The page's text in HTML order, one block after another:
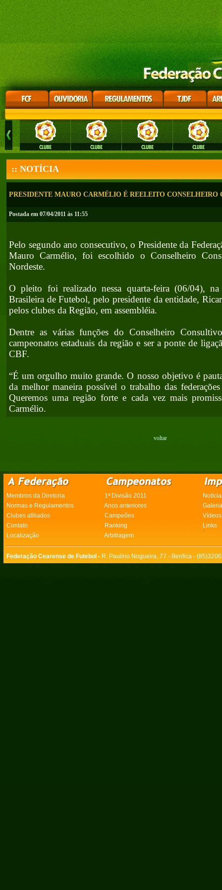
:: NOTÍCIA
PRESIDENTE MAURO CARMÉLIO É REELEITO CONSELHEIRO
Postada em 07/04/2011 às 11:55
Pelo segundo ano consecutivo, o Presidente da
Mauro Carmélio, foi escolhido o Conselheiro
Nordeste.
O pleito foi realizado nessa quarta-feira (06/04), na
Brasileira de Futebol, pelo presidente da entidade,
pelos clubes da Região, em assembléia.
Dentre as várias funções do Conselheiro
campeonatos estaduais da região e ser a ponte de
CBF.
“É um orgulho muito grande. O nosso objetivo é
da melhor maneira possível o trabalho das
Queremos uma região forte e cada vez mais
Carmélio.
voltar
Membros da Diretoria 1ª Divisão 2011
Normas e Regulamentos
Anos anteriores
Clubes afiliados
Campeões
Vídeos
Contato
Ranking
Links
Localização
Arbitragem
Federação Cearense de Futebol - R. Paulino Nogueira, 77 - Benfica -